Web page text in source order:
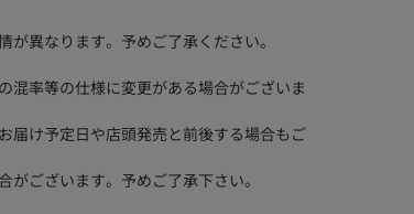
異なります。予めご了承ください。
率等の仕様に変更がある場合がございま
届け予定日や店頭発売と前後する場合もご
ございます。予めご了承下さい。